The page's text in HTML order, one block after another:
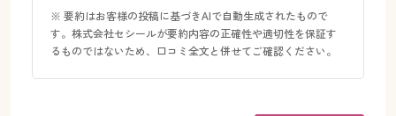
※ 要約はお客様の投稿に基づきAIで自動生成されたもので
す。株式会社セシールが要約内容の正確性や適切性を保証す
るものではないため、口コミ全文と併せてご確認ください。